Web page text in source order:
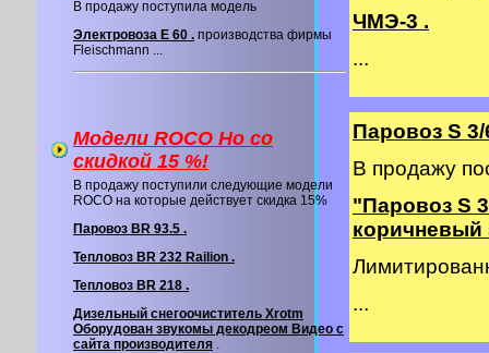
В продажу поступила модель
Электровоза E 60 . производства фирмы
Fleischmann ...
Модели ROCO Ho со
cкидкой 15 %!
В продажу поступили следующие модели
ROCO на которые действует скидка 15%
Паровоз BR 93.5 .
Тепловоз BR 232 Railion .
Тепловоз BR 218 .
Дизельный снегоочиститель Xrotm
Оборудован звукомы декодреом Видео с
сайта производителя .
ЧМЭ-3 .
...
Паровоз S
В продажу
"Паровоз S
коричневый
...